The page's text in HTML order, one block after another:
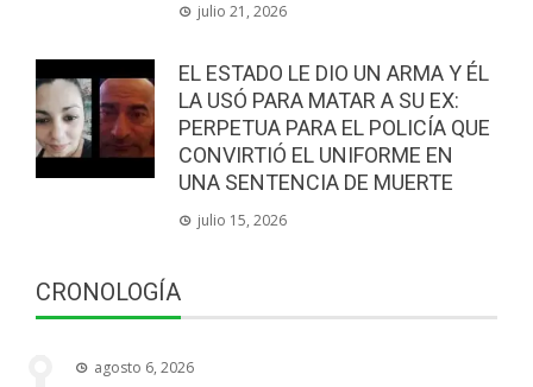
julio 21, 2026
EL ESTADO LE DIO UN ARMA Y ÉL
LA USÓ PARA MATAR A SU EX:
PERPETUA PARA EL POLICÍA QUE
CONVIRTIÓ EL UNIFORME EN
UNA SENTENCIA DE MUERTE
julio 15, 2026
CRONOLOGÍA
agosto 6, 2026